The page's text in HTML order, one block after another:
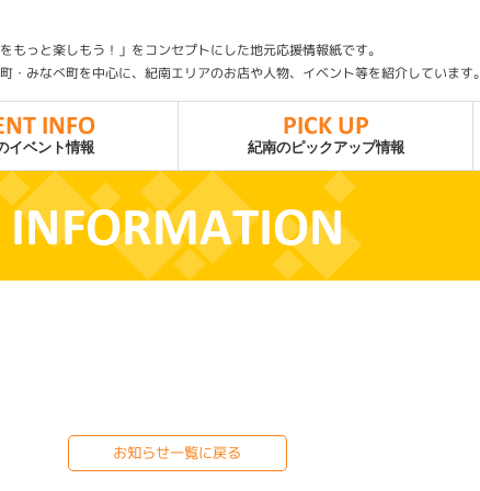
もっと楽しもう！」をコンセプトにした地元応援情報紙です。
・みなべ町を中心に、紀南エリアのお店や人物、イベント等を紹介しています。
INFO
イベント情報
PICK UP
紀南のピックアップ情報
お知らせ一覧に戻る